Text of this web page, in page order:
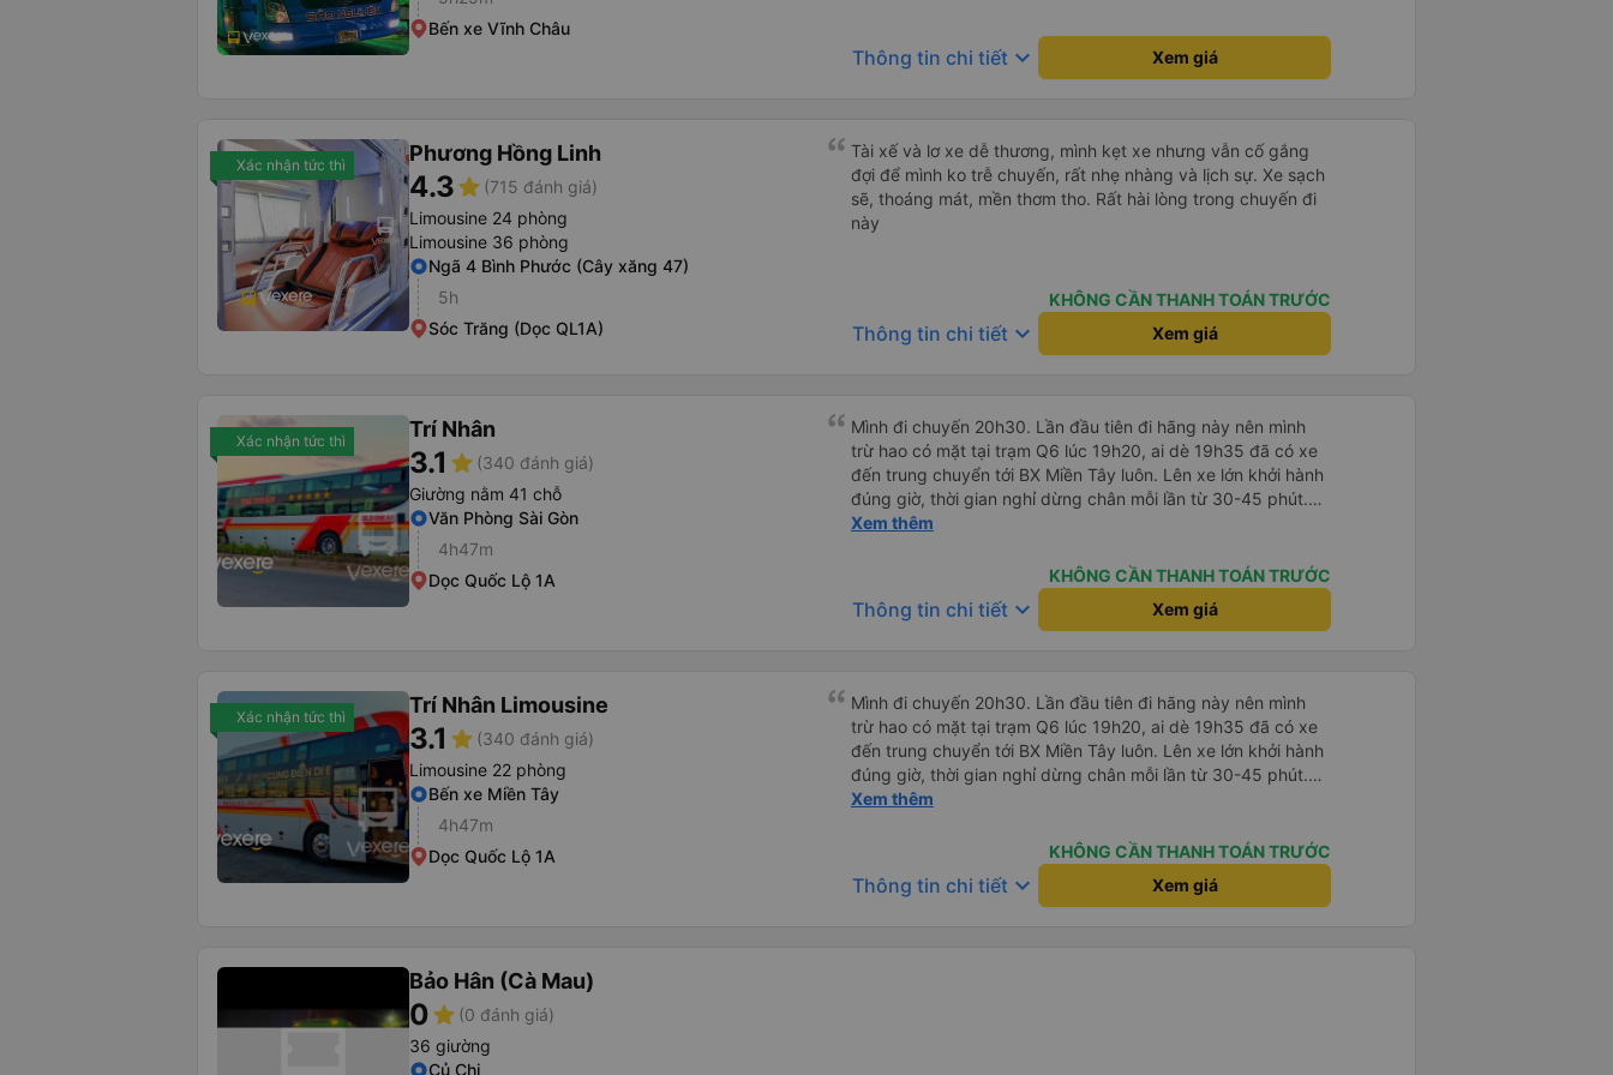
Bến xe Vĩnh Châu
Thông tin chi tiết keyboard_arrow_down Xem giá
Xác nhận tức thì Phương Hồng Linh
4.3star (715 đánh giá)
Limousine 24 phòng
Limousine 36 phòng
Ngã 4 Bình Phước (Cây xăng 47)
5h
Sóc Trăng (Dọc QL1A)
Tài xế và lơ xe dễ thương, mình kẹt xe nhưng vẫn cố gắng
đợi để mình ko trễ chuyến, rất nhẹ nhàng và lịch sự. Xe sạch
sẽ, thoáng mát, mền thơm tho. Rất hài lòng trong chuyến đi
này
KHÔNG CẦN THANH TOÁN TRƯỚC
Thông tin chi tiết keyboard_arrow_down Xem giá
Xác nhận tức thì Trí Nhân
3.1 star (340 đánh giá)
Giường nằm 41 chỗ
Văn Phòng Sài Gòn
4h47m
Dọc Quốc Lộ 1A
Mình đi chuyến 20h30. Lần đầu tiên đi hãng này nên mình
trừ hao có mặt tại trạm Q6 lúc 19h20, ai dè 19h35 đã có xe
đến trung chuyển tới BX Miền Tây luôn. Lên xe lớn khởi hành
đúng giờ, thời gian nghỉ dừng chân mỗi lần từ 30-45 phút.
Đến trạm Giá Rai thì có xe trung chuyển chờ sẵn chở đến nơi.
Xem thêm
KHÔNG CẦN THANH TOÁN TRƯỚC
Thông tin chi tiết keyboard_arrow_down Xem giá
Xác nhận tức thì Trí Nhân Limousine
3.1 star (340 đánh giá)
Limousine 22 phòng
Bến xe Miền Tây
4h47m
Dọc Quốc Lộ 1A
Mình đi chuyến 20h30. Lần đầu tiên đi hãng này nên mình
trừ hao có mặt tại trạm Q6 lúc 19h20, ai dè 19h35 đã có xe
đến trung chuyển tới BX Miền Tây luôn. Lên xe lớn khởi hành
đúng giờ, thời gian nghỉ dừng chân mỗi lần từ 30-45 phút.
Đến trạm Giá Rai thì có xe trung chuyển chờ sẵn chở đến nơi.
Xem thêm
KHÔNG CẦN THANH TOÁN TRƯỚC
Thông tin chi tiết keyboard_arrow_down Xem giá
Bảo Hân (Cà Mau)
0star (0 đánh giá)
36 giường
Củ Chi